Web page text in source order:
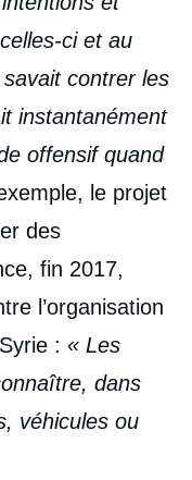
ci et au
contrer les
instantanément
offensif quand
le projet
des
fin 2017,
l’organisation
: « Les
dans
véhicules ou